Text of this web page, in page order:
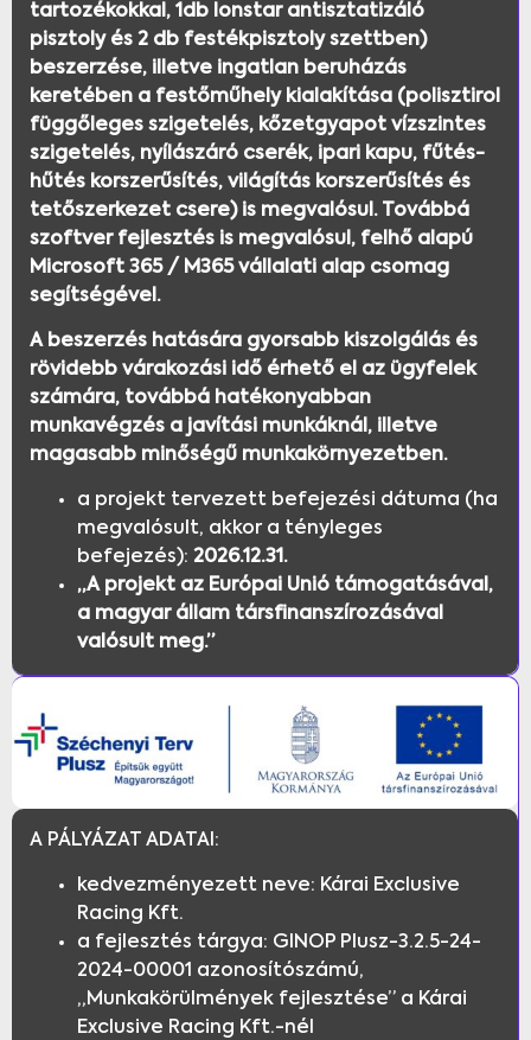
tartozékokkal, 1db Ionstar antisztatizáló
pisztoly és 2 db festékpisztoly szettben)
beszerzése, illetve ingatlan beruházás
keretében a festőműhely kialakítása (polisztirol
függőleges szigetelés, kőzetgyapot vízszintes
szigetelés, nyílászáró cserék, ipari kapu, fűtés-
hűtés korszerűsítés, világítás korszerűsítés és
tetőszerkezet csere) is megvalósul. Továbbá
szoftver fejlesztés is megvalósul, felhő alapú
Microsoft 365 / M365 vállalati alap csomag
segítségével.
A beszerzés hatására gyorsabb kiszolgálás és
rövidebb várakozási idő érhető el az ügyfelek
számára, továbbá hatékonyabban
munkavégzés a javítási munkáknál, illetve
magasabb minőségű munkakörnyezetben.
a projekt tervezett befejezési dátuma (ha
megvalósult, akkor a tényleges
befejezés): 2026.12.31.
„A projekt az Európai Unió támogatásával,
a magyar állam társfinanszírozásával
valósult meg.”
A PÁLYÁZAT ADATAI:
kedvezményezett neve: Kárai Exclusive
Racing Kft.
a fejlesztés tárgya: GINOP Plusz-3.2.5-24-
2024-00001 azonosítószámú,
„Munkakörülmények fejlesztése” a Kárai
Exclusive Racing Kft.-nél